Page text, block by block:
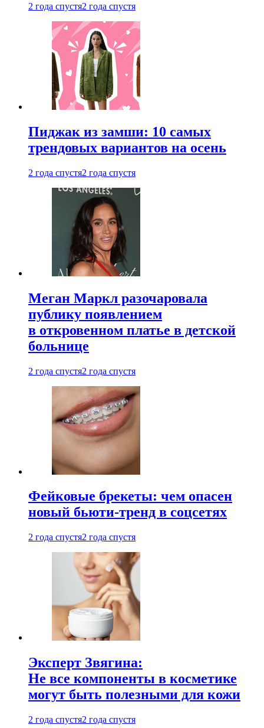
2 года спустя2 года спустя
Пиджак из замши: 10 самых
трендовых вариантов на осень
2 года спустя2 года спустя
Меган Маркл разочаровала
публику появлением
в откровенном платье в детской
больнице
2 года спустя2 года спустя
Фейковые брекеты: чем опасен
новый бьюти-тренд в соцсетях
2 года спустя2 года спустя
Эксперт Звягина:
Не все компоненты в косметике
могут быть полезными для кожи
2 года спустя2 года спустя